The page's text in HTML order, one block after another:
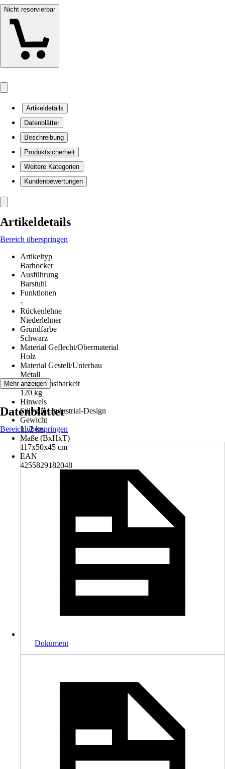
Nicht reservierbar
Artikeldetails
Datenblätter
Beschreibung
Produktsicherheit
Weitere Kategorien
Kundenbewertungen
Artikeldetails
Bereich überspringen
Artikeltyp
Barhocker
Ausführung
Barstuhl
Funktionen
-
Rückenlehne
Niederlehner
Grundfarbe
Schwarz
Material Geflecht/Obermaterial
Holz
Material Gestell/Unterbau
Metall
Max. Belastbarkeit
120 kg
Hinweis
Stilvolles Industrial-Design
Gewicht
11,2 kg
Maße (BxHxT)
117x50x45 cm
EAN
4255829182048
Mehr anzeigen
Datenblätter
Bereich überspringen
Dokument